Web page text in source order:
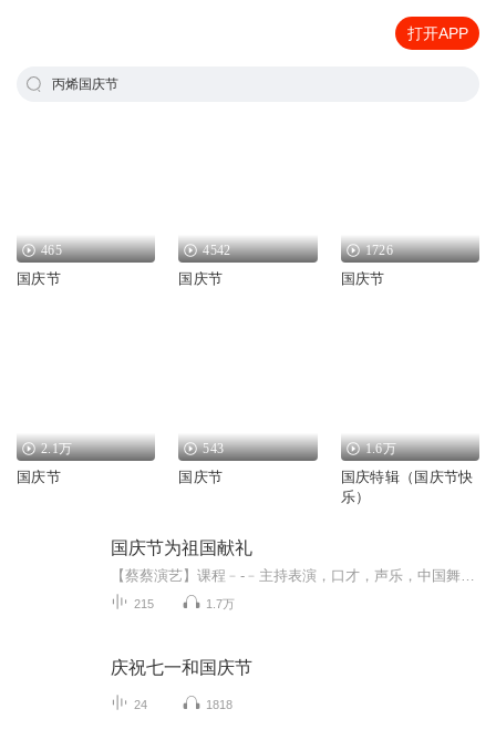
打开APP
丙烯国庆节
465
国庆节
4542
国庆节
1726
国庆节
2.1万
国庆节
543
国庆节
1.6万
国庆特辑（国庆节快
乐）
国庆节为祖国献礼
215 1.7万
庆祝七一和国庆节
24 1818